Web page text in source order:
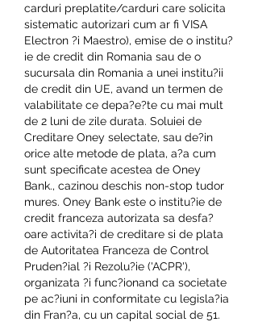
carduri preplatite/carduri care solicita
sistematic autorizari cum ar fi VISA
Electron ?i Maestro), emise de o institu?
ie de credit din Romania sau de o
sucursala din Romania a unei institu?ii
de credit din UE, avand un termen de
valabilitate ce depa?e?te cu mai mult
de 2 luni de zile durata. Soluiei de
Creditare Oney selectate, sau de?in
orice alte metode de plata, a?a cum
sunt specificate acestea de Oney
Bank., cazinou deschis non-stop tudor
mures. Oney Bank este o institu?ie de
credit franceza autorizata sa desfa?
oare activita?i de creditare si de plata
de Autoritatea Franceza de Control
Pruden?ial ?i Rezolu?ie ('ACPR'),
organizata ?i func?ionand ca societate
pe ac?iuni in conformitate cu legisla?ia
din Fran?a, cu un capital social de 51.